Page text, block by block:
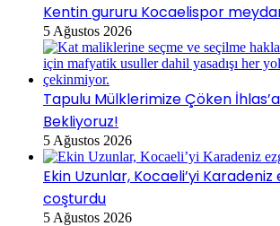
Kentin gururu Kocaelispor
5 Ağustos 2026
Tapulu Mülklerimize Çöken
Bekliyoruz!
5 Ağustos 2026
Ekin Uzunlar, Kocaeli’yi
coşturdu
5 Ağustos 2026